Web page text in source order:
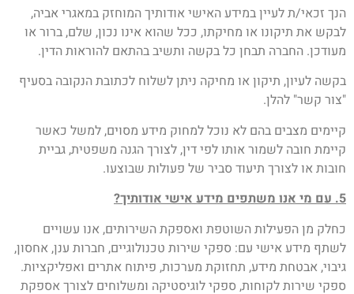
הנך זכאי/ת לעיין במידע האישי אודותיך המוחזק במאגרי אביה,
לבקש את תיקונו או מחיקתו, ככל שהוא אינו נכון, שלם, ברור או
מעודכן. החברה תבחן כל בקשה ותשיב בהתאם להוראות הדין.
בקשה לעיון, תיקון או מחיקה ניתן לשלוח לכתובת הנקובה בסעיף
"צור קשר" להלן.
קיימים מצבים בהם לא נוכל למחוק מידע מסוים, למשל כאשר
קיימת חובה לשמור אותו לפי דין, לצורך הגנה משפטית, גביית
חובות או לצורך תיעוד סביר של פעולות שבוצעו.
5. עם מי אנו משתפים מידע אישי אודותיך?
כחלק מן הפעילות השוטפת ואספקת השירותים, אנו עשויים
לשתף מידע אישי עם: ספקי שירות טכנולוגיים, חברות ענן, אחסון,
גיבוי, אבטחת מידע, תחזוקת מערכות, פיתוח אתרים ואפליקציות.
ספקי שירות לקוחות, ספקי לוגיסטיקה ומשלוחים לצורך אספקת